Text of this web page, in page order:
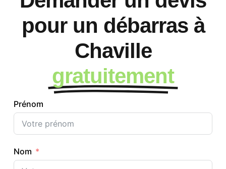
pour un débarras à
Chaville
gratuitement
Prénom
Nom